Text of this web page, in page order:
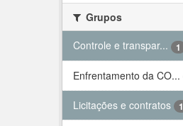
Grupos
Controle e transpar...
1
Enfrentamento da CO...
Licitações e contratos 1